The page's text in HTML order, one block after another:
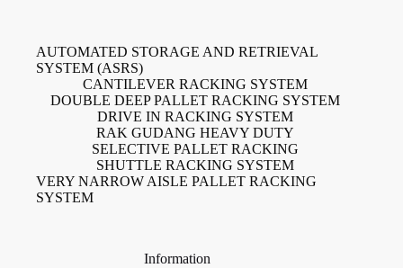
AUTOMATED STORAGE AND RETRIEVAL
SYSTEM (ASRS)
CANTILEVER RACKING SYSTEM
DOUBLE DEEP PALLET RACKING SYSTEM
DRIVE IN RACKING SYSTEM
RAK GUDANG HEAVY DUTY
SELECTIVE PALLET RACKING
SHUTTLE RACKING SYSTEM
VERY NARROW AISLE PALLET RACKING
SYSTEM
Information